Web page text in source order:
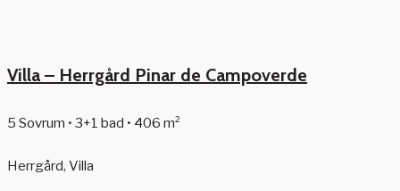
Villa – Herrgård Pinar de Campoverde
5 Sovrum • 3+1 bad • 406 m²
Herrgård, Villa